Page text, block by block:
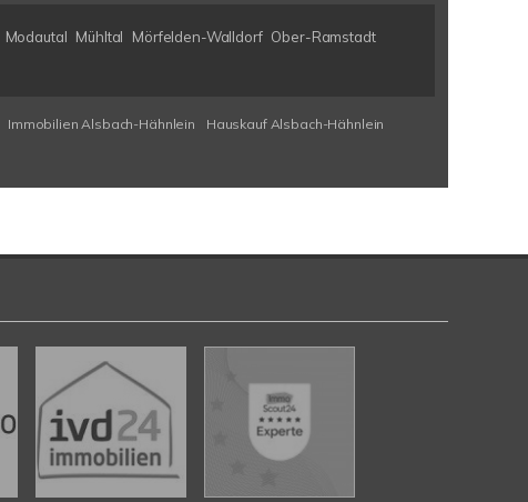
Modautal Mühltal Mörfelden-Walldorf Ober-Ramstadt
Immobilien Alsbach-Hähnlein
Hauskauf Alsbach-Hähnlein